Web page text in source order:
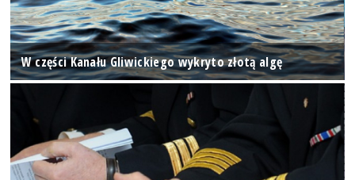
W części Kanału Gliwickiego wykryto złotą algę